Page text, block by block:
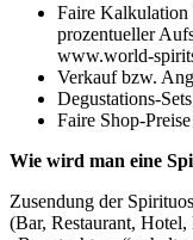
Faire Kalkulation
prozentueller
www.world-
Verkauf bzw.
Degustations-
Faire Shop-
Wie wird man eine
Zusendung der
(Bar, Restaurant,